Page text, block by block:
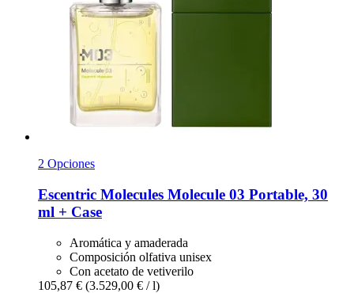
2 Opciones
Escentric Molecules Molecule 03 Portable, 30
ml + Case
Aromática y amaderada
Composición olfativa unisex
Con acetato de vetiverilo
105,87 € (3.529,00 € / l)